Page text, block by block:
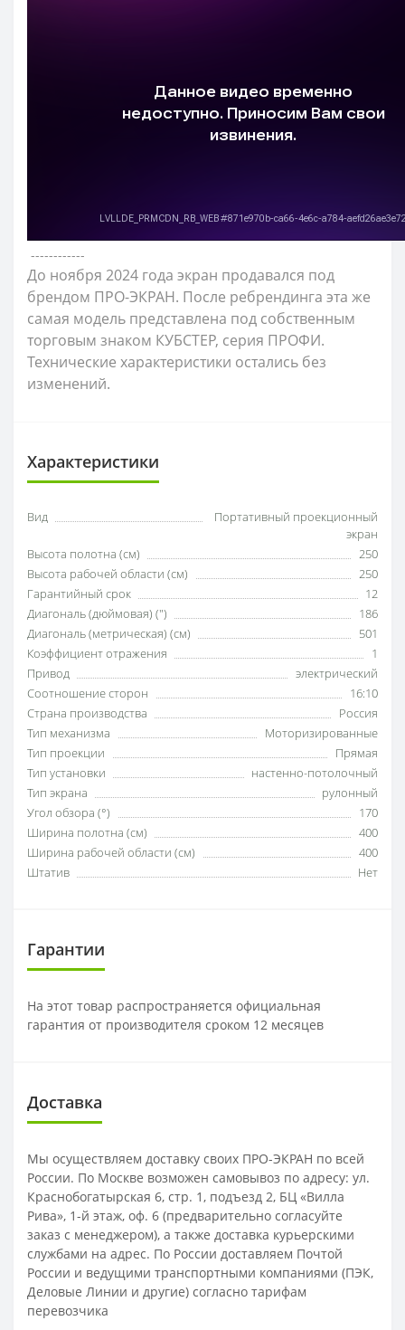
------------
До ноября 2024 года экран продавался под
брендом ПРО-ЭКРАН. После ребрендинга эта же
самая модель представлена под собственным
торговым знаком КУБСТЕР, серия ПРОФИ.
Технические характеристики остались без
изменений.
Характеристики
Вид
Портативный проекционный
экран
Высота полотна (см)
250
Высота рабочей области (см)
250
Гарантийный срок
12
Диагональ (дюймовая) (")
186
Диагональ (метрическая) (см)
501
Коэффициент отражения
1
Привод
электрический
Соотношение сторон
16:10
Страна производства
Россия
Тип механизма
Моторизированные
Тип проекции
Прямая
Тип установки
настенно-потолочный
Тип экрана
рулонный
Угол обзора (°)
170
Ширина полотна (см)
400
Ширина рабочей области (см)
400
Штатив
Нет
Гарантии
На этот товар распространяется официальная
гарантия от производителя сроком 12 месяцев
Доставка
Мы осуществляем доставку своих ПРО-ЭКРАН по всей
России. По Москве возможен самовывоз по адресу: ул.
Краснобогатырская 6, стр. 1, подъезд 2, БЦ «Вилла
Рива», 1-й этаж, оф. 6 (предварительно согласуйте
заказ с менеджером), а также доставка курьерскими
службами на адрес. По России доставляем Почтой
России и ведущими транспортными компаниями (ПЭК,
Деловые Линии и другие) согласно тарифам
перевозчика